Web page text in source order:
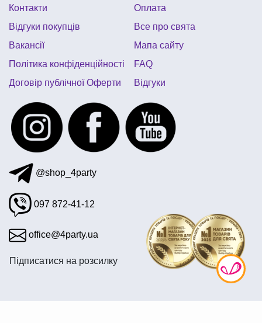
Контакти
Відгуки покупців
Вакансії
Політика конфіденційності
Договір публічної Оферти
Оплата
Все про свята
Мапа сайту
FAQ
Відгуки
@shop_4party
097 872-41-12
office@4party.ua
Підписатися на розсилку